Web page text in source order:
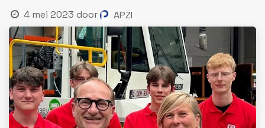
4 mei 2023 door APZI